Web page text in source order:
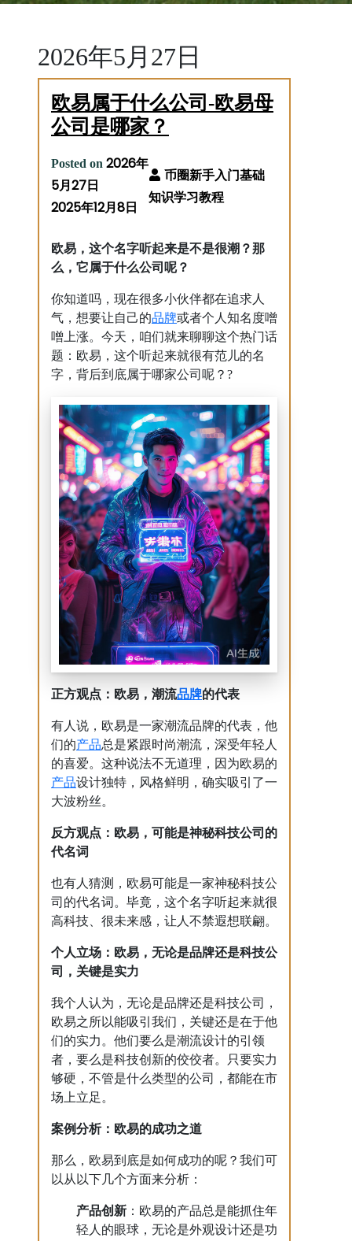
2026年5月27日
欧易属于什么公司-欧易母
公司是哪家？
Posted on 2026年
5月27日
2025年12月8日
欧易，这个名字听起来是不是很潮？那
么，它属于什么公司呢？
你知道吗，现在很多小伙伴都在追求人
气，想要让自己的品牌或者个人知名度噌
噌上涨。今天，咱们就来聊聊这个热门话
题：欧易，这个听起来就很有范儿的名
字，背后到底属于哪家公司呢？?
正方观点：欧易，潮流品牌的代表
有人说，欧易是一家潮流品牌的代表，他
们的产品总是紧跟时尚潮流，深受年轻人
的喜爱。这种说法不无道理，因为欧易的
产品设计独特，风格鲜明，确实吸引了一
大波粉丝。
反方观点：欧易，可能是神秘科技公司的
代名词
也有人猜测，欧易可能是一家神秘科技公
司的代名词。毕竟，这个名字听起来就很
高科技、很未来感，让人不禁遐想联翩。
个人立场：欧易，无论是品牌还是科技公
司，关键是实力
我个人认为，无论是品牌还是科技公司，
欧易之所以能吸引我们，关键还是在于他
们的实力。他们要么是潮流设计的引领
者，要么是科技创新的佼佼者。只要实力
够硬，不管是什么类型的公司，都能在市
场上立足。
案例分析：欧易的成功之道
那么，欧易到底是如何成功的呢？我们可
以从以下几个方面来分析：
产品创新 ：欧易的产品总是能抓住年
轻人的眼球，无论是外观设计还是功